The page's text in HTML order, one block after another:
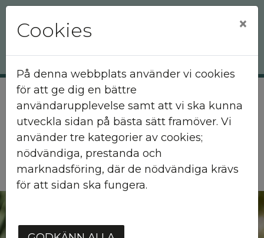
Hem Att bo hos oss
Hyresgäst
Bo hos oss
Tvätt
Tvätt
Cookies ×
På denna webbplats använder vi cookies
för att ge dig en bättre
användarupplevelse samt att vi ska kunna
utveckla sidan på bästa sätt framöver. Vi
använder tre kategorier av cookies;
nödvändiga, prestanda och
marknadsföring, där de nödvändiga krävs
för att sidan ska fungera.